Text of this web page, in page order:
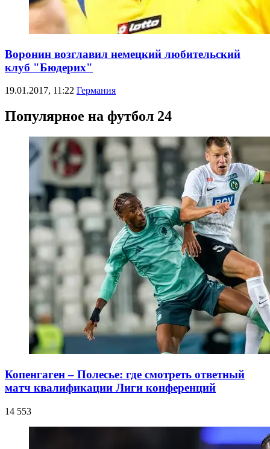
Воронин возглавил немецкий любительский
клуб "Бюдерих"
19.01.2017, 11:22 Германия
Популярное на футбол 24
Копенгаген – Полесье: где смотреть ответный
матч квалификации Лиги конференций
14 553